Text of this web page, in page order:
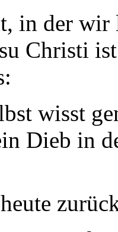
in der
Christi
wisst
Dieb in